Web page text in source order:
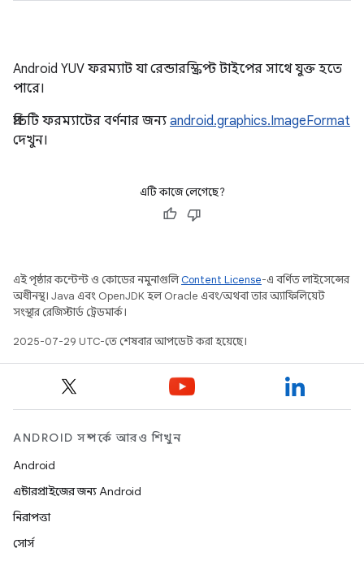
Android YUV ফরম্যাট যা রেন্ডারস্ক্রিপ্ট টাইপের সাথে যুক্ত হতে
পারে।
প্রতিটি ফরম্যাটের বর্ণনার জন্য android.graphics.ImageFormat
দেখুন।
এটি কাজে লেগেছে?
এই পৃষ্ঠার কন্টেন্ট ও কোডের নমুনাগুলিContent License-এ বর্ণিত লাইসেন্সের
অধীনস্থ। Java এবং OpenJDK হল Oracle এবং/অথবা তার অ্যাফিলিয়েট
সংস্থার রেজিস্টার্ড ট্রেডমার্ক।
2025-07-29 UTC-তে শেষবার আপডেট করা হয়েছে।
ANDROID সম্পর্কে আরও শিখুন
Android
এন্টারপ্রাইজের জন্য Android
নিরাপত্তা
সোর্স